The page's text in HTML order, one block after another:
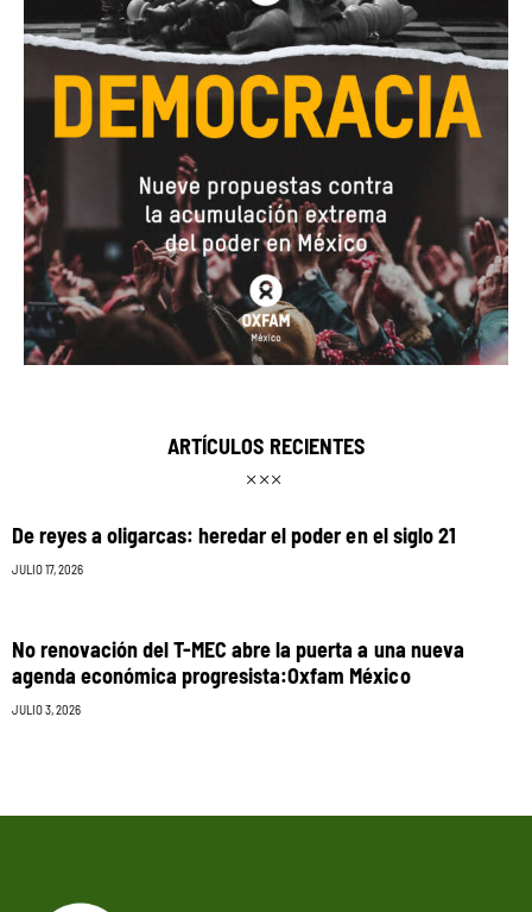
ARTÍCULOS RECIENTES
De reyes a oligarcas: heredar el poder en el siglo 21
JULIO 17, 2026
No renovación del T-MEC abre la puerta a una nueva
agenda económica progresista:Oxfam México
JULIO 3, 2026